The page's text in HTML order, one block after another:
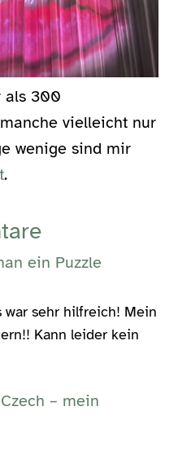
als 300
vielleicht nur
wenige sind mir
.
ein Puzzle
war sehr hilfreich! Mein
Kann leider kein
– mein